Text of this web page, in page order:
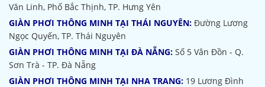
Văn Linh, Phố Bắc Thịnh, TP. Hưng Yên
GIÀN PHƠI THÔNG MINH TẠI THÁI NGUYÊN: Đường Lương
Ngọc Quyến, TP. Thái Nguyên
GIÀN PHƠI THÔNG MINH TẠI ĐÀ NẴNG: Số 5 Vân Đồn - Q.
Sơn Trà - TP. Đà Nẵng
GIÀN PHƠI THÔNG MINH TẠI NHA TRANG: 19 Lương Đình